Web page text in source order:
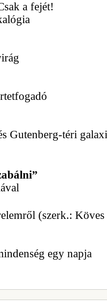
a fejét!
Gutenberg-téri
(szerk.:
egy napja